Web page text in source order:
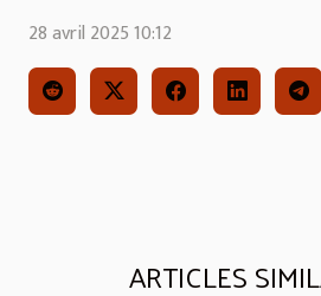
28 avril 2025 10:12
ARTICLES